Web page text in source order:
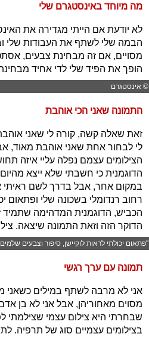
מה מיוחד באינסטגרם שלי
לא יודעת אם הייתי מגדירה את
הבמה שלי לשתף את העבודות שלי
מסויים, אם זה מבחינת צבעים,
הופך את הפיד שלי לדי אחיד
© אינסטגרם
התמונה שאני הכי אוהבת
זאת שאלה קשה, קורה לי שאני
לי לבחור אחת שאני אוהבת מאוד,
הצילומים עצמם נפלה עליי איזה
הדוגמנית כי חשבתי שלא ייצא
במקום אחר, אבל בדרך לשם
רחוב רנדומלי בשכונה שלי ופתאום
הכביש, הדוגמנית המדהימה
הדוקר הזה וזאת התמונה שיצאה.
"פתאום יכולתי לראות לוקיישן, סיפור וצבעים
תמונה עם ערך רגשי
אני לא מרבה לשתף במילים כשאני
מסוים מאחוריהן, אבל אני לא בן